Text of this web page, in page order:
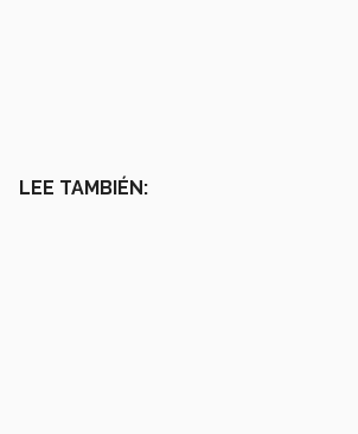
LEE TAMBIÉN: